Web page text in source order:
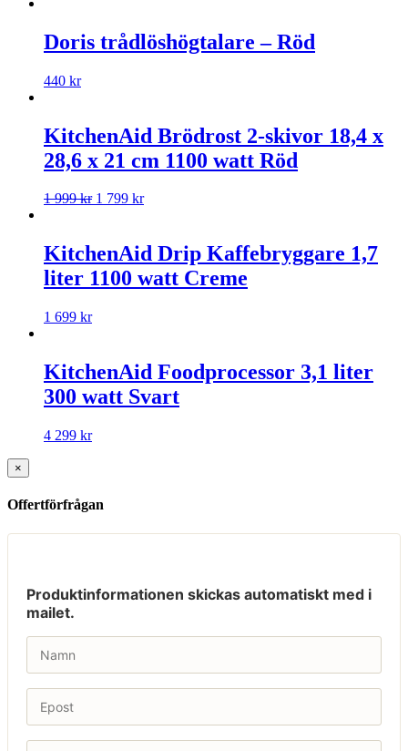
Doris trådlöshögtalare – Röd
440 kr
KitchenAid Brödrost 2-skivor 18,4 x
28,6 x 21 cm 1100 watt Röd
1 999kr 1 799 kr
KitchenAid Drip Kaffebryggare 1,7
liter 1100 watt Creme
1 699 kr
KitchenAid Foodprocessor 3,1 liter
300 watt Svart
4 299 kr
×
Offertförfrågan
Produktinformationen skickas automatiskt med i
mailet.